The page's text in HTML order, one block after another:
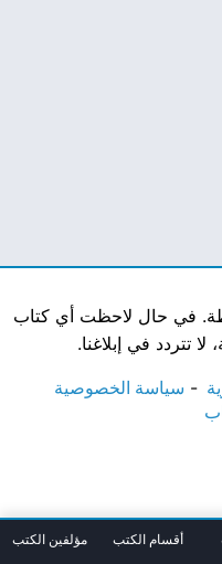
في حال لاحظت أي كتاب
تتردد في إبلاغنا.
سياسة الخصوصية
أقسام الكتب مؤلفين الكتب